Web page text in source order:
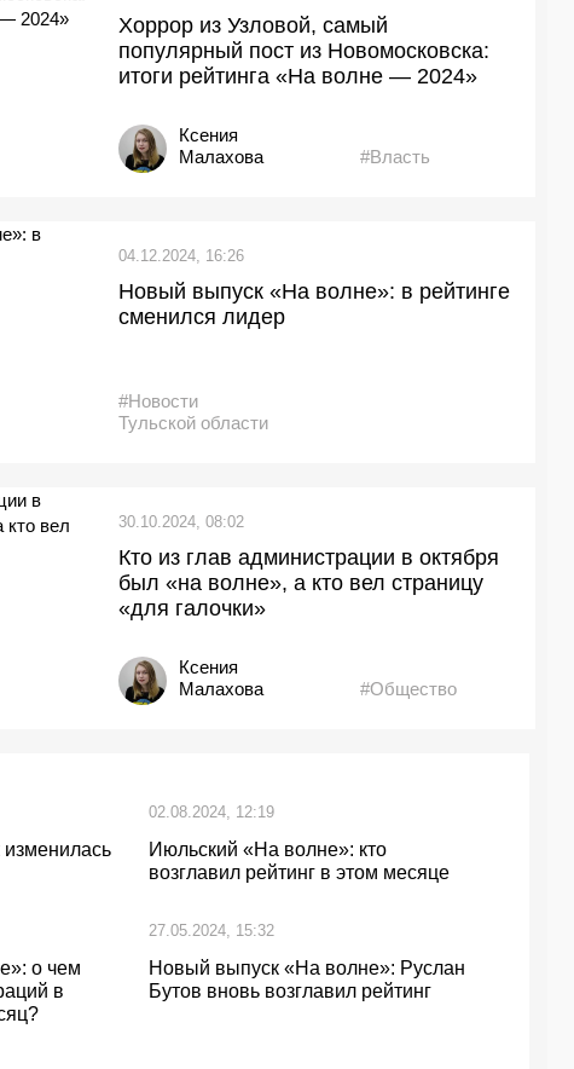
Хоррор из Узловой, самый
популярный пост из Новомосковска:
итоги рейтинга «На волне — 2024»
Ксения
Малахова
#Власть
04.12.2024, 16:26
Новый выпуск «На волне»: в рейтинге
сменился лидер
#Новости
Тульской области
30.10.2024, 08:02
Кто из глав администрации в октября
был «на волне», а кто вел страницу
«для галочки»
Ксения
Малахова
#Общество
изменилась
02.08.2024, 12:19
Июльский «На волне»: кто
возглавил рейтинг в этом месяце
о чем
в
27.05.2024, 15:32
Новый выпуск «На волне»: Руслан
Бутов вновь возглавил рейтинг